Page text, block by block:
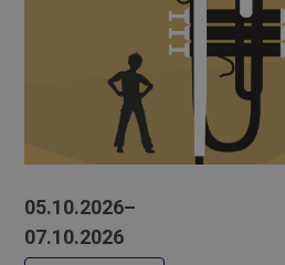
05.10.2026–
07.10.2026